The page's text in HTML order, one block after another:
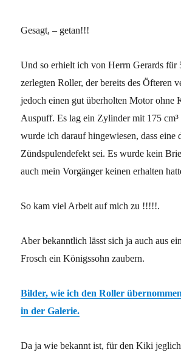
Gesagt, – getan!!!
Und so erhielt ich von Herrn Gerards für
zerlegten Roller, der bereits des Öfteren
jedoch einen gut überholten Motor ohne
Auspuff. Es lag ein Zylinder mit 175 cm³
wurde ich darauf hingewiesen, dass eine
Zündspulendefekt sei. Es wurde kein
auch mein Vorgänger keinen erhalten
So kam viel Arbeit auf mich zu !!!!!.
Aber bekanntlich lässt sich ja auch aus
Frosch ein Königssohn zaubern.
Bilder, wie ich den Roller
in der Galerie.
Da ja wie bekannt ist, für den Kiki